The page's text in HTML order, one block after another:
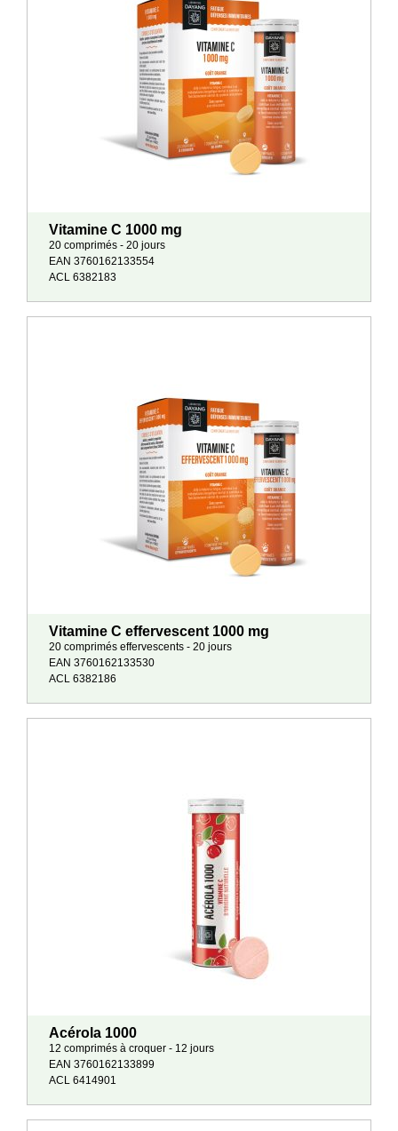
Vitamine C 1000 mg
20 comprimés - 20 jours
EAN 3760162133554
ACL 6382183
Vitamine C effervescent 1000 mg
20 comprimés effervescents - 20 jours
EAN 3760162133530
ACL 6382186
Acérola 1000
12 comprimés à croquer - 12 jours
EAN 3760162133899
ACL 6414901